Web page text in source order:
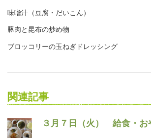
味噌汁（豆腐・だいこん）
豚肉と昆布の炒め物
ブロッコリーの玉ねぎドレッシング
関連記事
３月７日（火） 給食・お